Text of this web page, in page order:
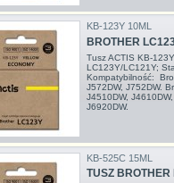
KB-123Y 10ML
BROTHER
Tusz ACTIS KB-
LC123Y/LC121Y;
Kompatybilność:
J572DW, J752DW.
J4510DW,
J6920DW.
KB-525C 15ML
TUSZ